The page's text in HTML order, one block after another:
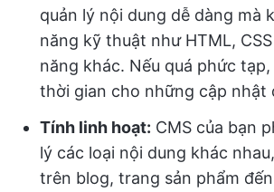
quản lý nội dung dễ dàng mà
năng kỹ thuật như HTML,
năng khác. Nếu quá phức
thời gian cho những cập nhật
Tính linh hoạt: CMS của bạn
lý các loại nội dung khác
trên blog, trang sản phẩm